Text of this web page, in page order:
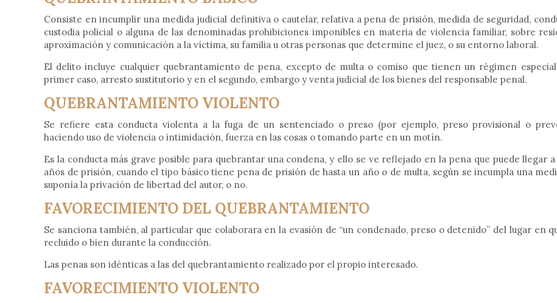
Consiste en incumplir una medida judicial definitiva o cautelar, relativa a pena de prisión, medida de seguridad,
custodia policial o alguna de las denominadas prohibiciones imponibles en materia de violencia familiar, sobre
aproximación y comunicación a la víctima, su familia u otras personas que determine el juez, o su entorno laboral.
El delito incluye cualquier quebrantamiento de pena, excepto de multa o comiso que tienen un régimen
primer caso, arresto sustitutorio y en el segundo, embargo y venta judicial de los bienes del responsable penal.
QUEBRANTAMIENTO VIOLENTO
Se refiere esta conducta violenta a la fuga de un sentenciado o preso (por ejemplo, preso provisional o
haciendo uso de violencia o intimidación, fuerza en las cosas o tomando parte en un motín.
Es la conducta más grave posible para quebrantar una condena, y ello se ve reflejado en la pena que puede llegar
años de prisión, cuando el tipo básico tiene pena de prisión de hasta un año o de multa, según se incumpla una
suponía la privación de libertad del autor, o no.
FAVORECIMIENTO DEL QUEBRANTAMIENTO
Se sanciona también, al particular que colaborara en la evasión de “un condenado, preso o detenido” del lugar en
recluido o bien durante la conducción.
Las penas son idénticas a las del quebrantamiento realizado por el propio interesado.
FAVORECIMIENTO VIOLENTO